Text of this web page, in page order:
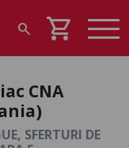
search shopping_cart
CNA
SFERTURI DE